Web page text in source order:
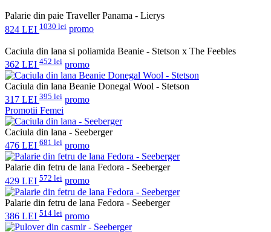
Palarie din paie Traveller Panama - Lierys
824 LEI 1030 lei promo
Caciula din lana si poliamida Beanie - Stetson x The Feebles
362 LEI 452 lei promo
Caciula din lana Beanie Donegal Wool - Stetson
317 LEI 395 lei promo
Promotii Femei
Caciula din lana - Seeberger
476 LEI 681 lei promo
Palarie din fetru de lana Fedora - Seeberger
429 LEI 572 lei promo
Palarie din fetru de lana Fedora - Seeberger
386 LEI 514 lei promo